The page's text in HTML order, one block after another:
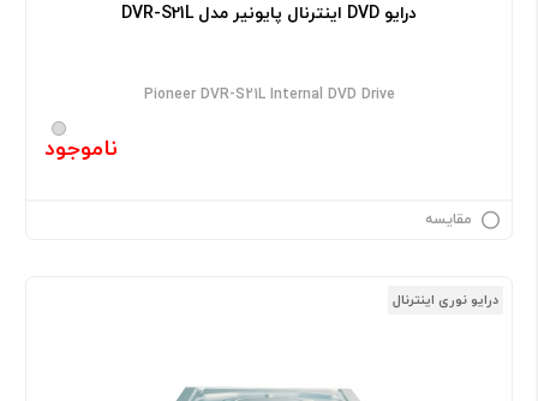
درایو DVD اینترنال پایونیر مدل DVR-S21L
Pioneer DVR-S21L Internal DVD Drive
ناموجود
مقایسه
درایو نوری اینترنال